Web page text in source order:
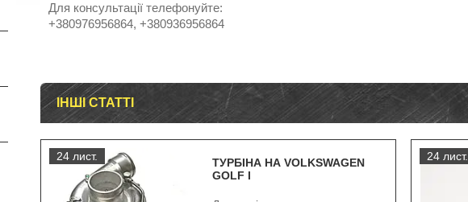
Для консультації телефонуйте:
+380976956864, +380936956864
ІНШІ СТАТТІ
24 лист.
ТУРБІНА НА VOLKSWAGEN
GOLF I
24 лист.